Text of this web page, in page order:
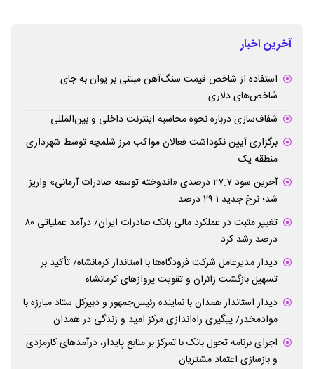
آخرین اخبار
استفاده از شاخص قیمت سنگ‌آهن مبتنی بر یوان به جای
شاخص‌های دلاری
شفاف‌سازی درباره نحوه محاسبه اینترنت داخلی و بین‌المللی
برگزاری آیین نکوداشت فعالان مواکب مرز شلمچه توسط شهرداری
منطقه یک
آخرین سود ۲۷.۷ درصدی «اندوخته توسعه صادرات آرمانی» واریز
شد؛ نرخ جدید ۲۹.۱ درصد
تغییر مثبت در عملکرد مالی بانک صادرات ایران/ درآمد عملیاتی ۸۰
درصد رشد کرد
دیدار مدیرعامل شرکت فرودگاه‌ها با استاندار کرمانشاه/ تأکید بر
تسهیل بازگشت زائران و تقویت پروازهای کرمانشاه
دیدار استاندار همدان با نماینده رئیس‌جمهور و دبیرکل ستاد مبارزه با
موادمخدر/ پیگیری راه‌اندازی مرکز امید و زندگی در همدان
اجرای برنامه تحول بانک با تمرکز بر منابع پایدار، درآمدهای کارمزدی
و بازسازی اعتماد مشتریان